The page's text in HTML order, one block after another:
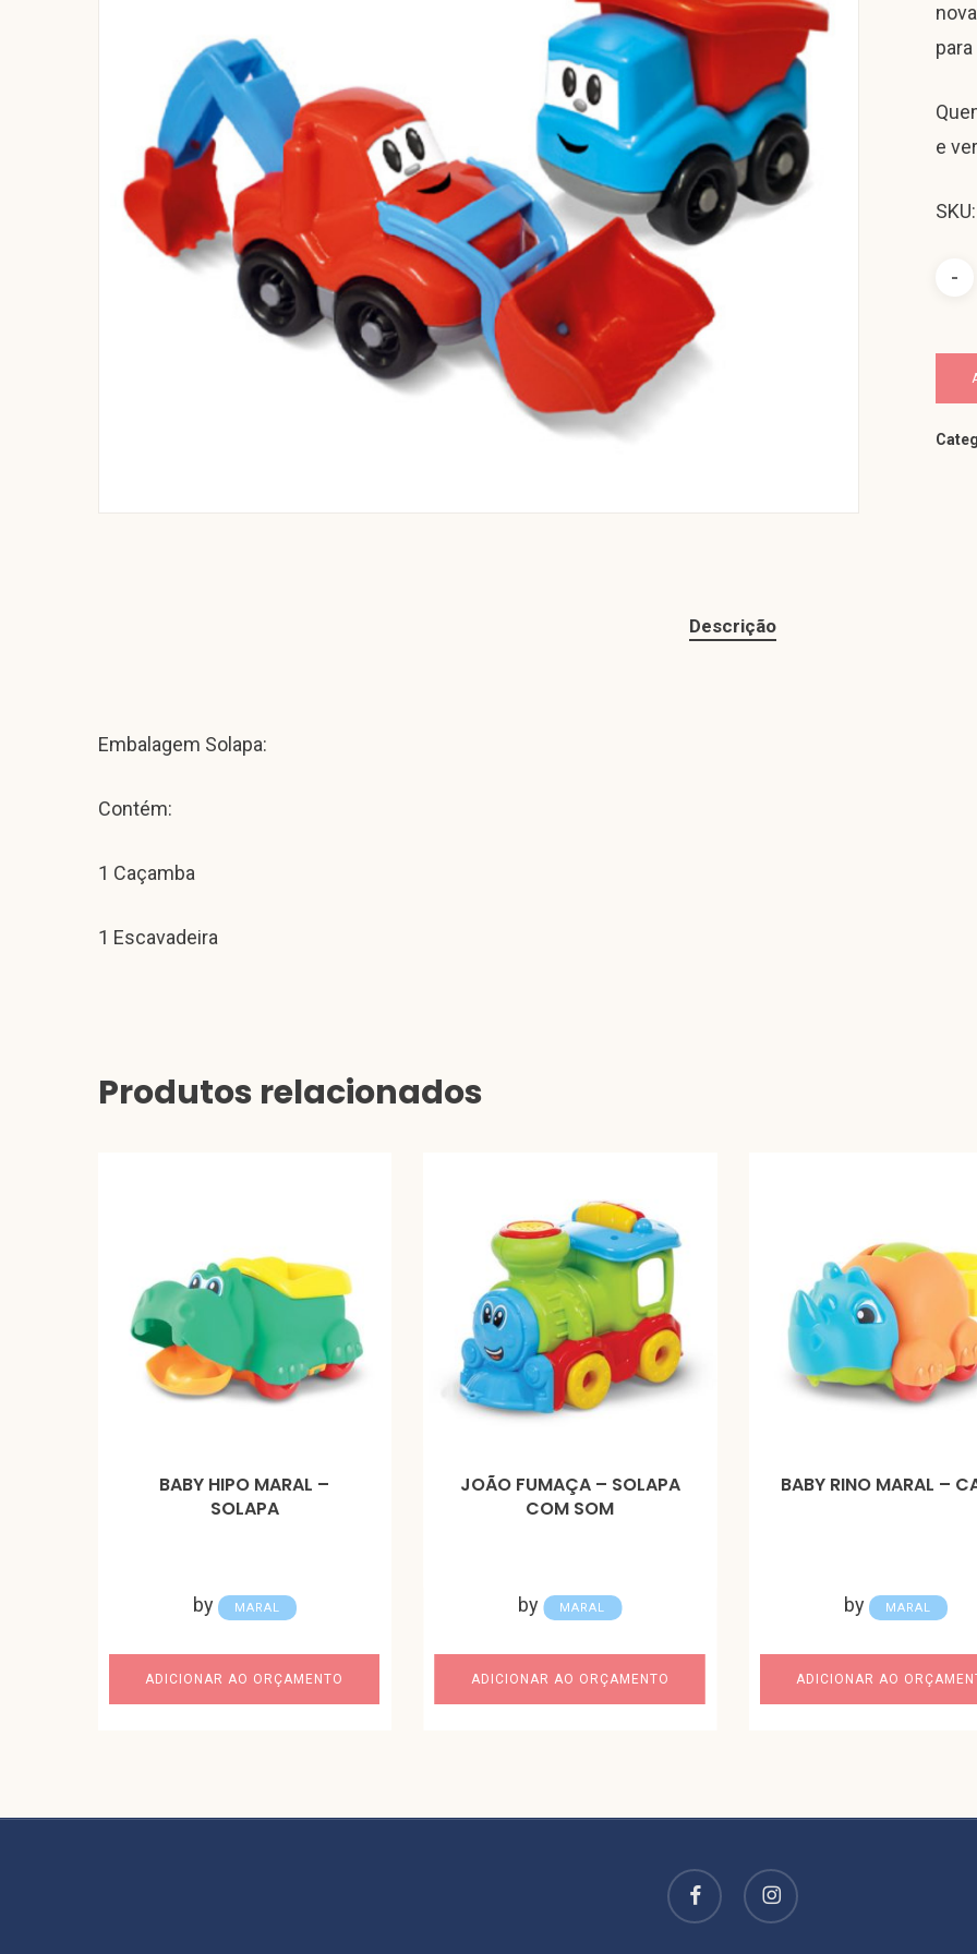
e
Descrição
Embalagem Solapa:
Contém:
1 Caçamba
1 Escavadeira
Produtos relacionados
BABY HIPO MARAL –
SOLAPA
by MARAL
ADICIONAR AO ORÇAMENTO
JOÃO FUMAÇA – SOLAPA
COM SOM
by MARAL
ADICIONAR AO ORÇAMENTO
BABY RINO MARAL –
by MARAL
ADICIONAR AO
facebook instagram